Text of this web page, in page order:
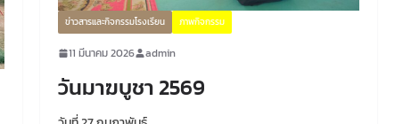
ข่าวสารและกิจกรรมโรงเรียน ภาพกิจกรรม
11 มีนาคม 2026 admin
วันมาฆบูชา 2569